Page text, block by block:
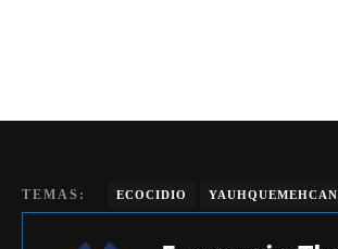
TEMAS: ECOCIDIO YAUHQUEMEHCAN